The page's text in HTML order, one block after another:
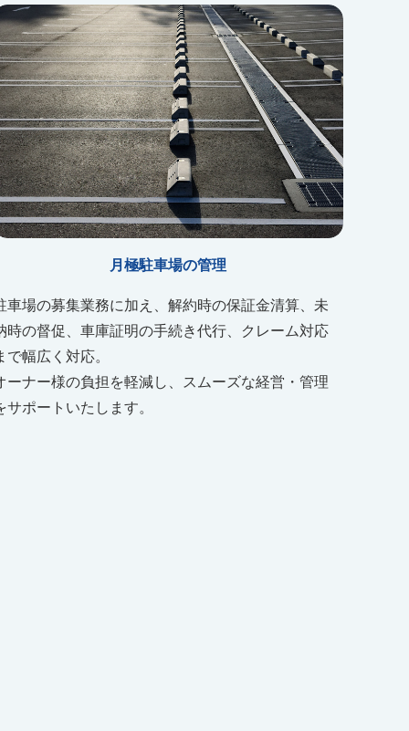
月極駐車場の管理
車場の募集業務に加え、解約時の保証金清算、未
時の督促、車庫証明の手続き代行、クレーム対応
で幅広く対応。
ーナー様の負担を軽減し、スムーズな経営・管理
サポートいたします。